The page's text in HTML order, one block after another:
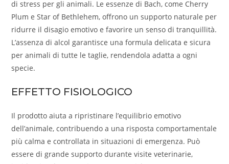
di stress per gli animali. Le essenze di Bach, come Cherry
Plum e Star of Bethlehem, offrono un supporto naturale per
ridurre il disagio emotivo e favorire un senso di tranquillità.
L’assenza di alcol garantisce una formula delicata e sicura
per animali di tutte le taglie, rendendola adatta a ogni
specie.
EFFETTO FISIOLOGICO
Il prodotto aiuta a ripristinare l’equilibrio emotivo
dell’animale, contribuendo a una risposta comportamentale
più calma e controllata in situazioni di emergenza. Può
essere di grande supporto durante visite veterinarie,